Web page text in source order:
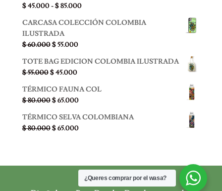
$45.000-$85.000Rango
precios:
hasta
CARCASA COLECCIÓN COLOMBIA
ILUSTRADA
$60.000El
original
era:
$ 60.000.
$55.000El
actual
$ 55.000.
TOTE BAG EDICION COLOMBIA ILUSTRADA
$55.000El
original
era:
$ 55.000.
$45.000El
actual
es:
$ 45.000.
TÉRMICO FAUNA COL
$80.000El
original
era:
$65.000El
actual
es:
TÉRMICO SELVA COLOMBIANA
$80.000El
$ 80.000.
$65.000El
$ 65.000.
¿Queres comprar por el wasa?